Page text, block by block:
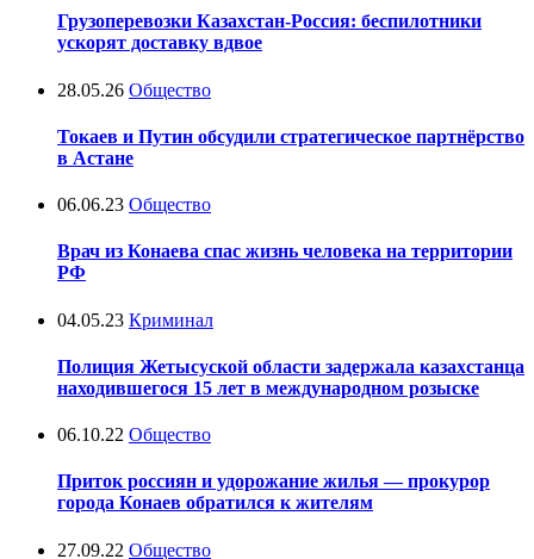
Грузоперевозки Казахстан-Россия: беспилотники
ускорят доставку вдвое
28.05.26 Общество
Токаев и Путин обсудили стратегическое партнёрство
в Астане
06.06.23 Общество
Врач из Конаева спас жизнь человека на территории
РФ
04.05.23 Криминал
Полиция Жетысуской области задержала казахстанца
находившегося 15 лет в международном розыске
06.10.22 Общество
Приток россиян и удорожание жилья — прокурор
города Конаев обратился к жителям
27.09.22 Общество